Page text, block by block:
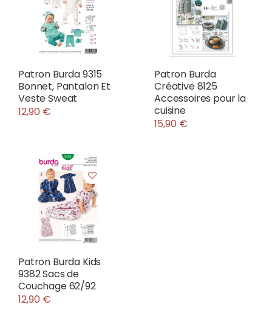
Patron Burda 9315
Bonnet, Pantalon Et
Veste Sweat
12,90 €
Patron Burda
Créative 8125
Accessoires pour la
cuisine
15,90 €
Patron Burda Kids
9382 Sacs de
Couchage 62/92
12,90 €